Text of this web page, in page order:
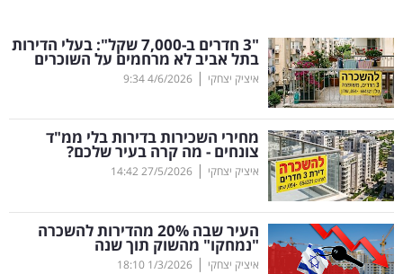
דיגיטל
וטק
שיווק
ופרסום
משפט
מדדים
ומחקרים
"3 חדרים ב-7,000 שקל": בעלי הדירות
בתל אביב לא מרחמים על השוכרים
איציק יצחקי |
4/6/2026
9:34
מחירי השכירות בדירות בלי ממ"ד
צונחים - מה קרה בעיר שלכם?
איציק יצחקי |
27/5/2026
14:42
העיר שבה 20 % מהדירות להשכרה
"נמחקו" מהשוק תוך שנה
איציק יצחקי |
1/3/2026
18:10